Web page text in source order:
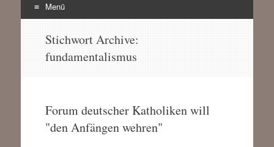
Menü
springen
Stichwort Archive:
fundamentalismus
Forum deutscher Katholiken will
"den Anfängen wehren"